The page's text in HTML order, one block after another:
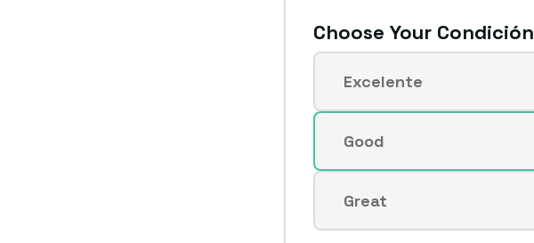
Choose Your Condición
Condición
Excelente
Variante
agotada
o
no
disponible
Good
Variante
agotada
o
no
disponible
Great
Variante
agotada